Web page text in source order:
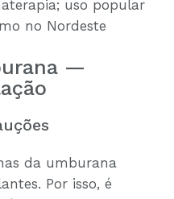
uso popular
no Nordeste
—
da umburana
Por isso, é